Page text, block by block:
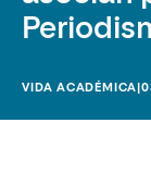
VIDA ACADÉMICA